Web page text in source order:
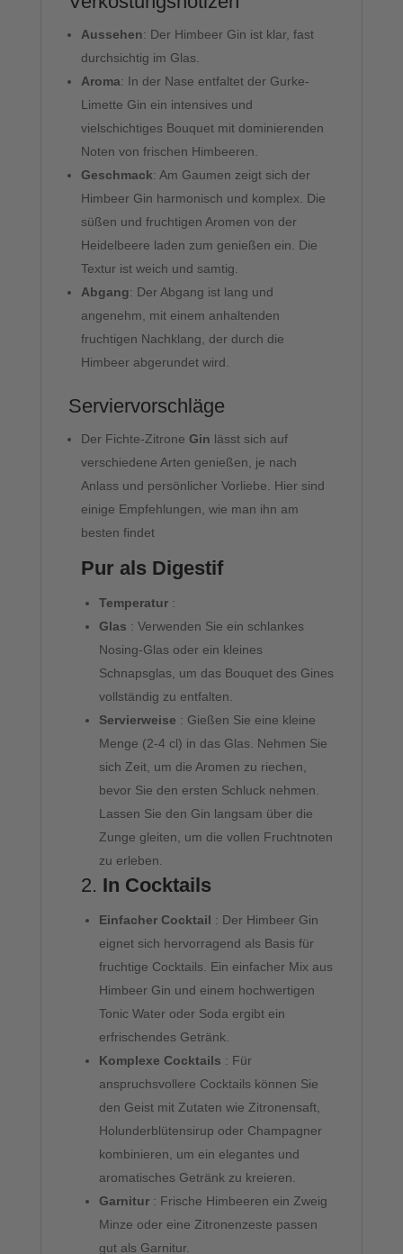
Aussehen: Der Himbeer Gin ist klar, fast
durchsichtig im Glas.
Aroma: In der Nase entfaltet der Gurke-
Limette Gin ein intensives und
vielschichtiges Bouquet mit dominierenden
Noten von frischen Himbeeren.
Geschmack: Am Gaumen zeigt sich der
Himbeer Gin harmonisch und komplex. Die
süßen und fruchtigen Aromen von der
Heidelbeere laden zum genießen ein. Die
Textur ist weich und samtig.
Abgang: Der Abgang ist lang und
angenehm, mit einem anhaltenden
fruchtigen Nachklang, der durch die
Himbeer abgerundet wird.
Serviervorschläge
Der Fichte-Zitrone Gin lässt sich auf
verschiedene Arten genießen, je nach
Anlass und persönlicher Vorliebe. Hier sind
einige Empfehlungen, wie man ihn am
besten findet
Pur als Digestif
Temperatur:
Glas : Verwenden Sie ein schlankes
Nosing-Glas oder ein kleines
Schnapsglas, um das Bouquet des Gines
vollständig zu entfalten.
Servierweise : Gießen Sie eine kleine
Menge (2-4 cl) in das Glas. Nehmen Sie
sich Zeit, um die Aromen zu riechen,
bevor Sie den ersten Schluck nehmen.
Lassen Sie den Gin langsam über die
Zunge gleiten, um die vollen Fruchtnoten
zu erleben.
2. In Cocktails
Einfacher Cocktail : Der Himbeer Gin
eignet sich hervorragend als Basis für
fruchtige Cocktails. Ein einfacher Mix aus
Himbeer Gin und einem hochwertigen
Tonic Water oder Soda ergibt ein
erfrischendes Getränk.
Komplexe Cocktails : Für
anspruchsvollere Cocktails können Sie
den Geist mit Zutaten wie Zitronensaft,
Holunderblütensirup oder Champagner
kombinieren, um ein elegantes und
aromatisches Getränk zu kreieren.
Garnitur: Frische Himbeeren ein Zweig
Minze oder eine Zitronenzeste passen
gut als Garnitur.